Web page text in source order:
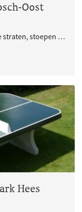
Oost
De gemeente gaat aan de slag met de straten, stoepen en het groen in delen van de wijk Neerbosch-Oost. Op deze pagina vindt u meer informatie. U kunt hier de laatste updates volgen, en informatie terugvinden zoals presentaties, ontwerpen en brieven.
Hees